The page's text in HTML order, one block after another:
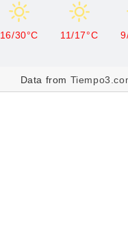
16/30°C 11/17°C
Data from